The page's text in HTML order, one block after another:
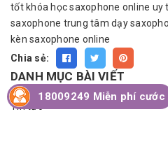
tốt khóa học saxophone online uy
saxophone trung tâm dạy
kèn saxophone online
Chia sẻ:
DANH MỤC BÀI VIẾT
Tin tức
18009249 Miễn phí cước